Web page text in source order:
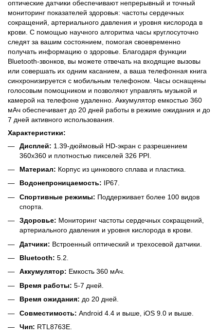
оптические датчики обеспечивают непрерывный и точный
мониторинг показателей здоровья: частоты сердечных
сокращений, артериального давления и уровня кислорода в
крови. С помощью научного алгоритма часы круглосуточно
следят за вашим состоянием, помогая своевременно
получать информацию о здоровье. Благодаря функции
Bluetooth-звонков, вы можете отвечать на входящие вызовы
или совершать их одним касанием, а ваша телефонная книга
синхронизируется с мобильным телефоном. Часы оснащены
голосовым помощником и позволяют управлять музыкой и
камерой на телефоне удаленно. Аккумулятор емкостью 360
мАч обеспечивает до 20 дней работы в режиме ожидания и до
7 дней активного использования.
Характеристики:
Дисплей: 1.39-дюймовый HD-экран с разрешением
360x360 и плотностью пикселей 326 PPI.
Материал: Корпус из цинкового сплава и пластика.
Водонепроницаемость: IP67.
Спортивные режимы: Поддерживает более 100 видов
спорта.
Здоровье: Мониторинг частоты сердечных сокращений,
артериального давления и уровня кислорода в крови.
Датчики: Встроенный оптический и трехосевой датчики.
Bluetooth: 5.2.
Аккумулятор: Емкость 360 мАч.
Время работы: 5-7 дней.
Время ожидания: до 20 дней.
Совместимость: Android 4.4 и выше, iOS 9.0 и выше.
Чип: RTL8763E.